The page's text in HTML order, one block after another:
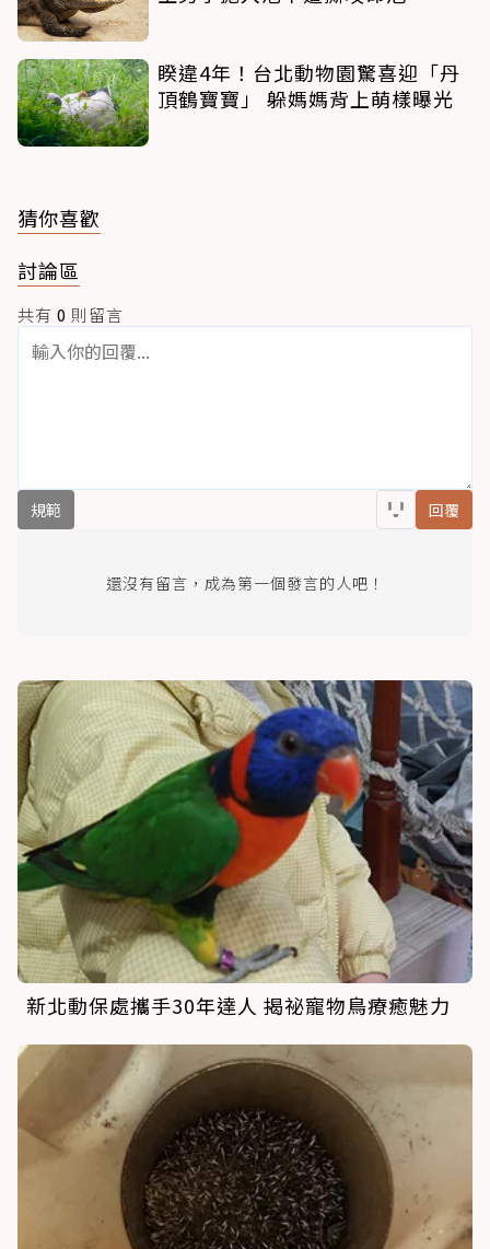
睽違4年！台北動物園驚喜迎「丹
頂鶴寶寶」 躲媽媽背上萌樣曝光
猜你喜歡
討論區
共有 0 則留言
規範 回覆
還沒有留言，成為第一個發言的人吧！
新北動保處攜手30年達人 揭祕寵物鳥療癒魅力